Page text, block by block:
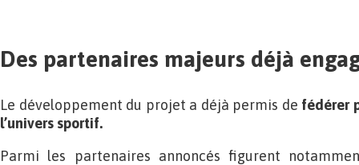
Des partenaires majeurs déjà
Le développement du projet a déjà permis de fédérer
l’univers sportif.
Parmi les partenaires annoncés figurent